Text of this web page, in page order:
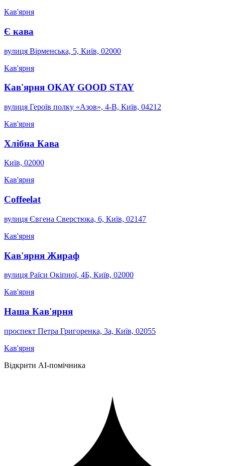
Кав'ярня
Є кава
вулиця Вірменська, 5, Київ, 02000
Кав'ярня
Кав'ярня OKAY GOOD STAY
вулиця Героїв полку «Азов», 4-В, Київ, 04212
Кав'ярня
Хлібна Кава
Київ, 02000
Кав'ярня
Coffeelat
вулиця Євгена Сверстюка, 6, Київ, 02147
Кав'ярня
Кав'ярня Жираф
вулиця Раїси Окіпної, 4Б, Київ, 02000
Кав'ярня
Наша Кав'ярня
проспект Петра Григоренка, 3а, Київ, 02055
Кав'ярня
Відкрити AI-помічника